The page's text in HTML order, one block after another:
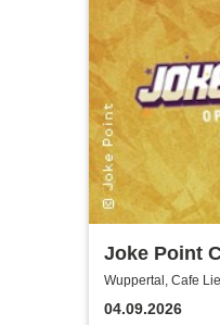
Joke Point
Mic | Cafe
Wuppertal, Cafe
04.09.2026